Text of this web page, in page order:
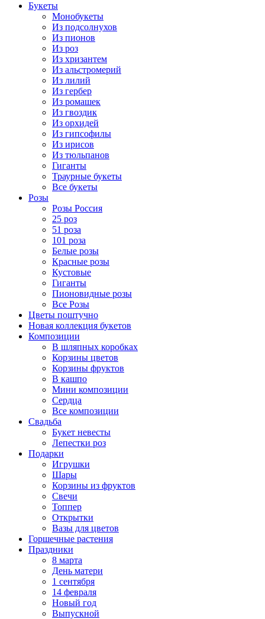
Букеты
Монобукеты
Из подсолнухов
Из пионов
Из роз
Из хризантем
Из альстромерий
Из лилий
Из гербер
Из ромашек
Из гвоздик
Из орхидей
Из гипсофилы
Из ирисов
Из тюльпанов
Гиганты
Траурные букеты
Все букеты
Розы
Розы Россия
25 роз
51 роза
101 роза
Белые розы
Красные розы
Кустовые
Гиганты
Пионовидные розы
Все Розы
Цветы поштучно
Новая коллекция букетов
Композиции
В шляпных коробках
Корзины цветов
Корзины фруктов
В кашпо
Мини композиции
Сердца
Все композиции
Свадьба
Букет невесты
Лепестки роз
Подарки
Игрушки
Шары
Корзины из фруктов
Свечи
Топпер
Открытки
Вазы для цветов
Горшечные растения
Праздники
8 марта
День матери
1 сентября
14 февраля
Новый год
Выпускной